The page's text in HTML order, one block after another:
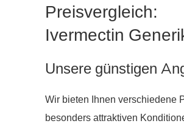
Preisvergleich:
Ivermectin
Unsere günstigen
Wir bieten Ihnen verschiedene
besonders attraktiven